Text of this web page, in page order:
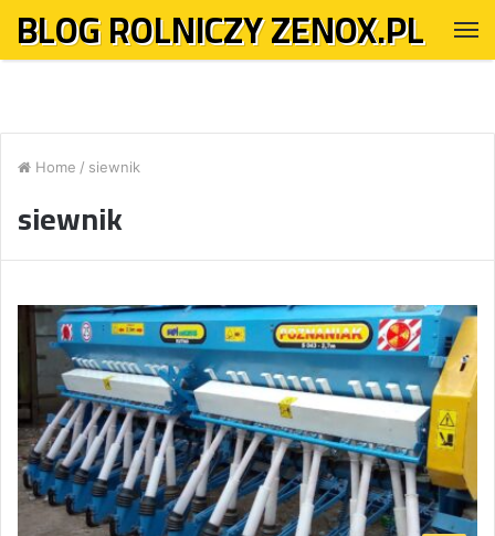
BLOG ROLNICZY ZENOX.PL
Home / siewnik
siewnik